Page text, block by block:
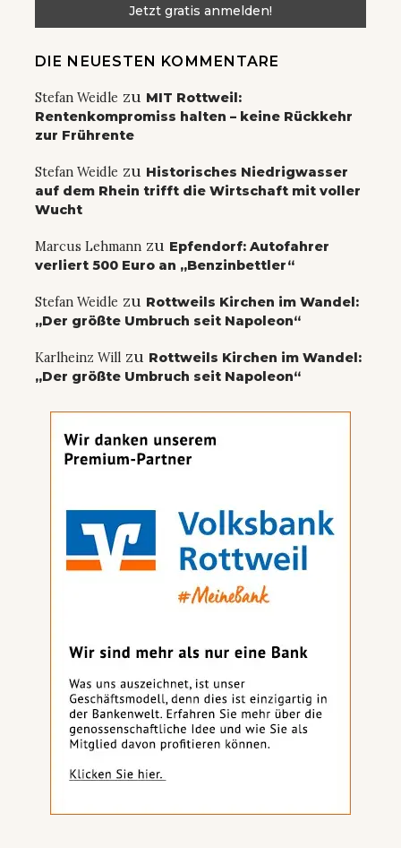
DIE NEUESTEN KOMMENTARE
Stefan Weidle zu MIT Rottweil:
Rentenkompromiss halten – keine Rückkehr
zur Frührente
Stefan Weidle zu Historisches Niedrigwasser
auf dem Rhein trifft die Wirtschaft mit voller
Wucht
Marcus Lehmann zu Epfendorf: Autofahrer
verliert 500 Euro an „Benzinbettler“
Stefan Weidle zu Rottweils Kirchen im Wandel:
„Der größte Umbruch seit Napoleon“
Karlheinz Will zu Rottweils Kirchen im Wandel:
„Der größte Umbruch seit Napoleon“